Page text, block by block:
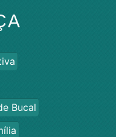
Bucal